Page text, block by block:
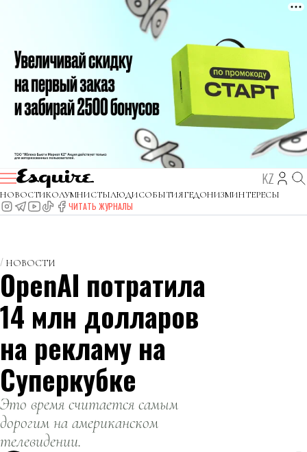
KZ
НОВОСТИКОЛУМНИСТЫЛЮДИСОБЫТИЯГЕДОНИЗМИНТЕРЕСЫ
ЧИТАТЬ ЖУРНАЛЫ
НОВОСТИ
OpenAI потратила
14 млн долларов
на рекламу на
Суперкубке
Это время считается самым
дорогим на американском
телевидении.